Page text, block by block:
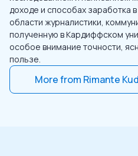
доходе и способах заработка
области журналистики,
полученную в Кардиффском
особое внимание точности,
пользе.
More from Rimante